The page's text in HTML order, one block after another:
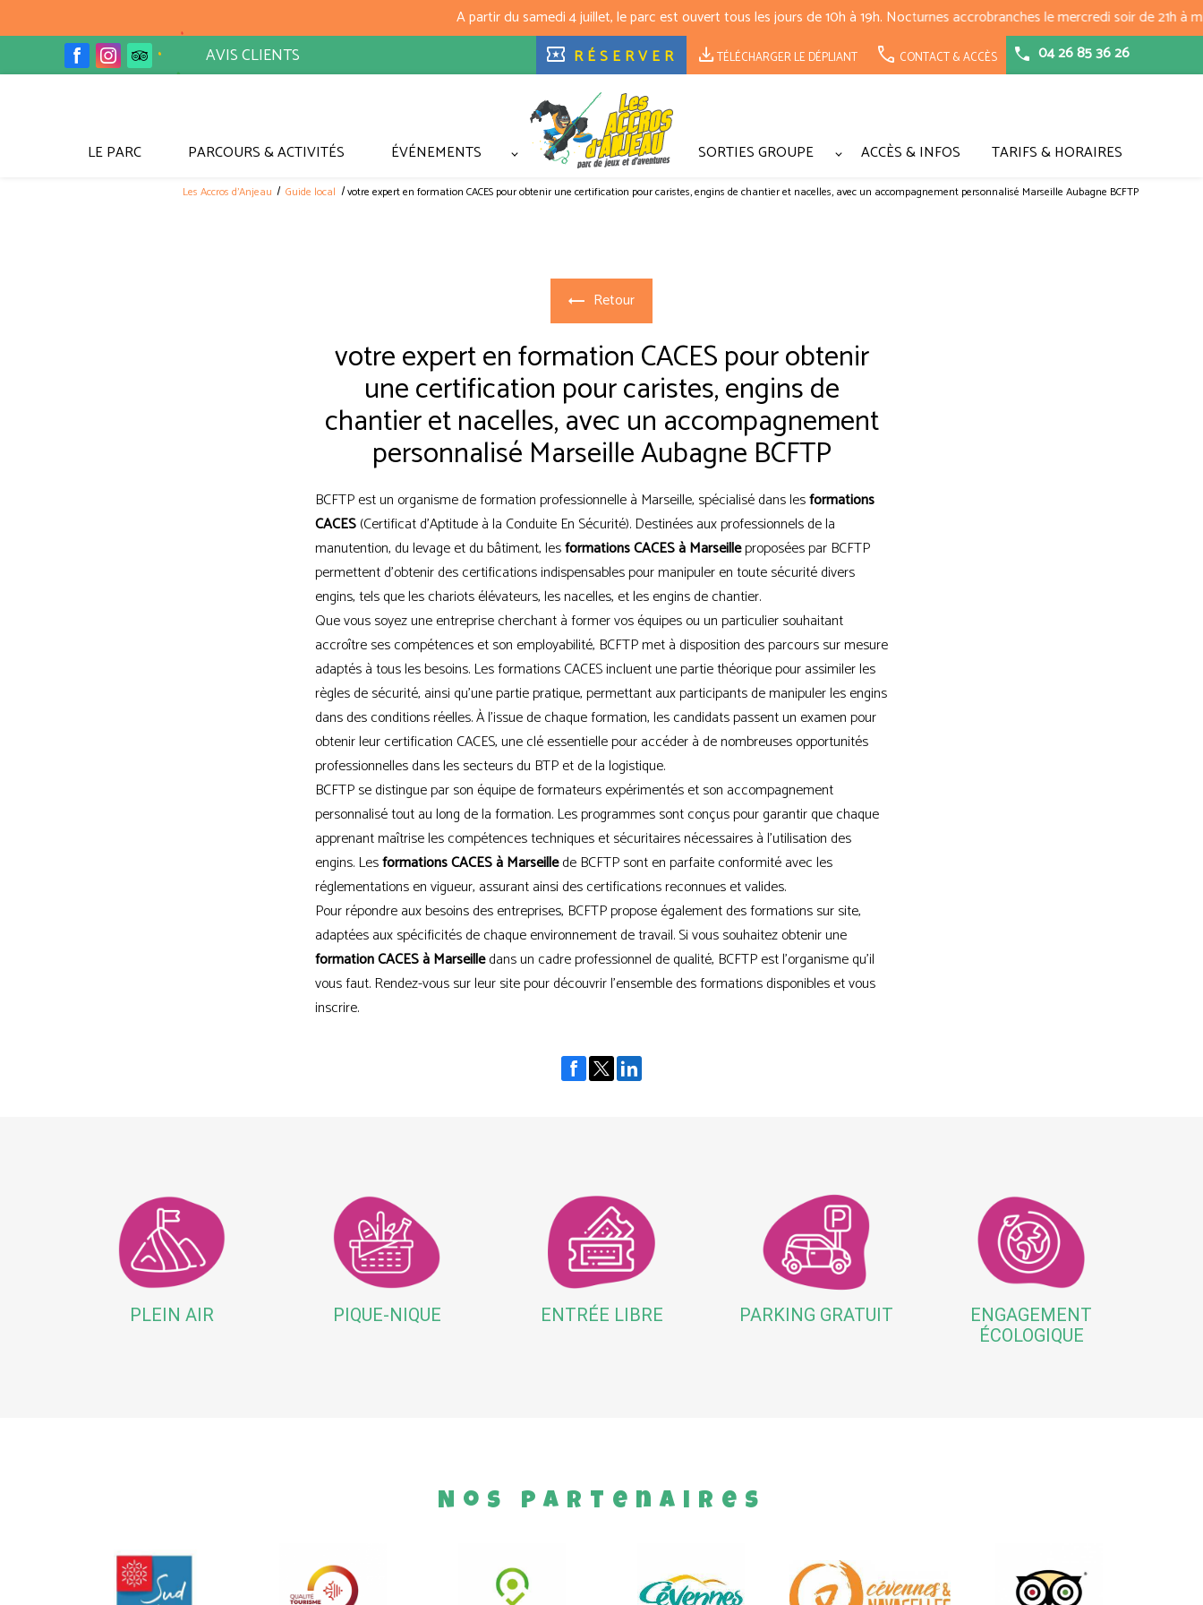
AVIS CLIENTS local_activity RÉSERVER downloadTÉLÉCHARGER LE DÉPLIANT call CONTACT & ACCÈS 04 26 85 36 26
LE PARC PARCOURS & ACTIVITÉS ÉVÉNEMENTS SORTIES GROUPE ACCÈS & INFOS TARIFS & HORAIRES
Les Accros d'Anjeau Guide local votre expert en formation CACES pour obtenir une certification pour caristes, engins de chantier et nacelles, avec un accompagnement personnalisé Marseille Aubagne BCFTP
Retour
votre expert en formation CACES pour obtenir
une certification pour caristes, engins de
chantier et nacelles, avec un accompagnement
personnalisé Marseille Aubagne BCFTP
BCFTP est un organisme de formation professionnelle à Marseille, spécialisé dans lesformations
CACES(Certificat d'Aptitude à la Conduite En Sécurité). Destinées aux professionnels de la
manutention, du levage et du bâtiment, lesformations CACES à Marseilleproposées par BCFTP
permettent d'obtenir des certifications indispensables pour manipuler en toute sécurité divers
engins, tels que les chariots élévateurs, les nacelles, et les engins de chantier.
Que vous soyez une entreprise cherchant à former vos équipes ou un particulier souhaitant
accroître ses compétences et son employabilité, BCFTP met à disposition des parcours sur mesure
adaptés à tous les besoins. Les formations CACES incluent une partie théorique pour assimiler les
règles de sécurité, ainsi qu'une partie pratique, permettant aux participants de manipuler les engins
dans des conditions réelles. À l'issue de chaque formation, les candidats passent un examen pour
obtenir leur certification CACES, une clé essentielle pour accéder à de nombreuses opportunités
professionnelles dans les secteurs du BTP et de la logistique.
BCFTP se distingue par son équipe de formateurs expérimentés et son accompagnement
personnalisé tout au long de la formation. Les programmes sont conçus pour garantir que chaque
apprenant maîtrise les compétences techniques et sécuritaires nécessaires à l'utilisation des
engins. Lesformations CACES à Marseillede BCFTP sont en parfaite conformité avec les
réglementations en vigueur, assurant ainsi des certifications reconnues et valides.
Pour répondre aux besoins des entreprises, BCFTP propose également des formations sur site,
adaptées aux spécificités de chaque environnement de travail. Si vous souhaitez obtenir une
formation CACES à Marseilledans un cadre professionnel de qualité, BCFTP est l’organisme qu'il
vous faut. Rendez-vous sur leur site pour découvrir l'ensemble des formations disponibles et vous
inscrire.
PLEIN AIR PIQUE-NIQUE ENTRÉE LIBRE PARKING GRATUIT
ENGAGEMENT
ÉCOLOGIQUE
Nos partenaires